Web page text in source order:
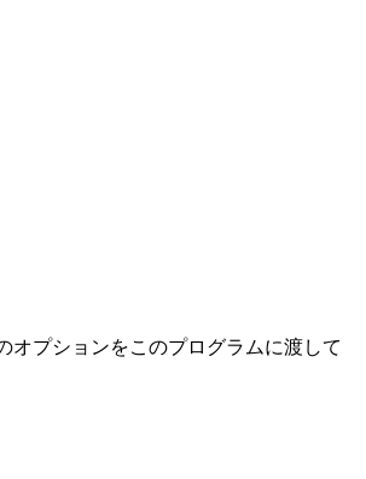
オプションをこのプログラムに渡して